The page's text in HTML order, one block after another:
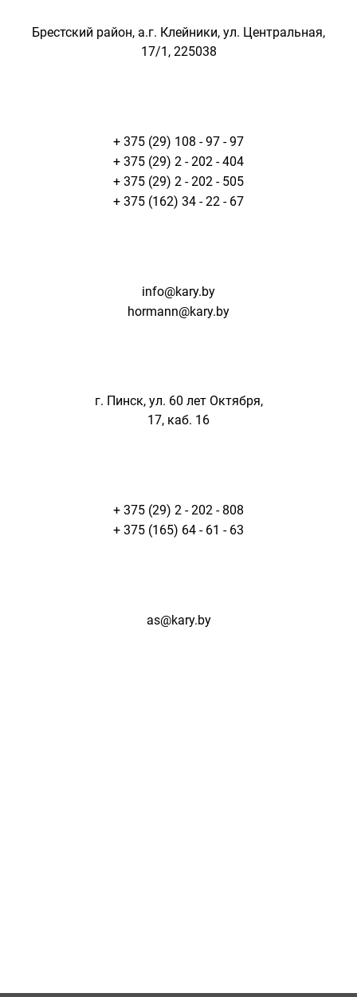
Брестский район, а.г. Клейники, ул. Центральная,
17/1, 225038
+ 375 (29) 108 - 97 - 97
+ 375 (29) 2 - 202 - 404
+ 375 (29) 2 - 202 - 505
+ 375 (162) 34 - 22 - 67
info@kary.by
hormann@kary.by
г. Пинск, ул. 60 лет Октября,
17, каб. 16
+ 375 (29) 2 - 202 - 808
+ 375 (165) 64 - 61 - 63
as@kary.by